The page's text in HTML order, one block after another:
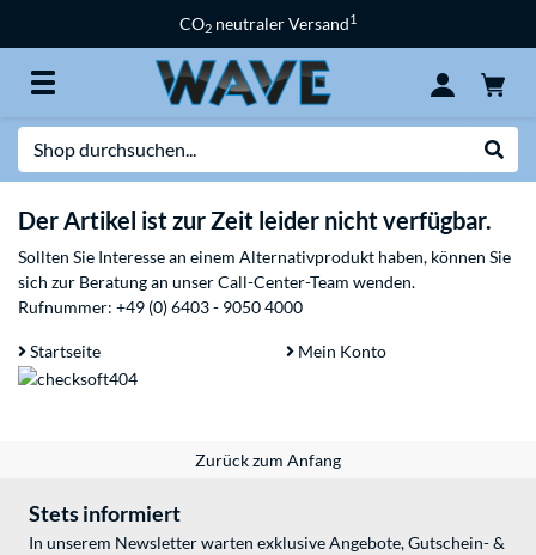
CO2 neutraler Versand1
Der Artikel ist zur Zeit leider nicht verfügbar.
Sollten Sie Interesse an einem Alternativprodukt haben, können Sie
sich zur Beratung an unser Call-Center-Team wenden.
Rufnummer: +49 (0) 6403 - 9050 4000
Startseite Mein Konto
Zurück zum Anfang
Stets informiert
In unserem Newsletter warten exklusive Angebote, Gutschein- &